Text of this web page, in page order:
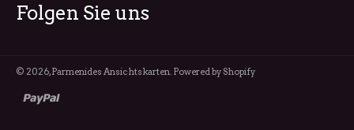
Folgen Sie uns
© 2026,Parmenides Ansichtskarten. Powered by Shopify